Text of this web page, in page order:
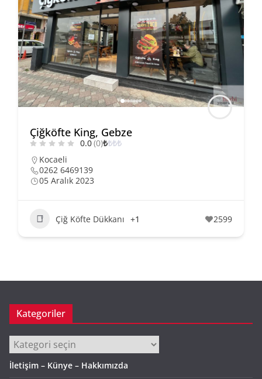
Çiğköfte King, Gebze
0.0(0)₺₺₺₺
Kocaeli
0262 6469139
05 Aralık 2023
Çiğ Köfte Dükkanı +1 2599
Kategoriler
Kategoriler
İletişim – Künye – Hakkımızda